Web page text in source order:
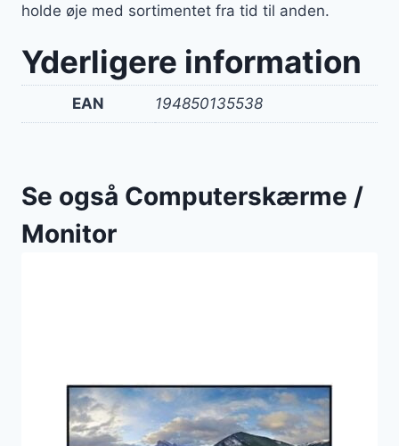
holde øje med sortimentet fra tid til anden.
Yderligere information
EAN 194850135538
Se også Computerskærme /
Monitor